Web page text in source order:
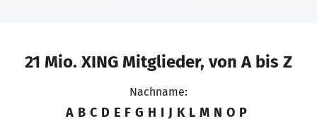
21 Mio. XING Mitglieder, von A bis Z
Nachname:
A B C D E F G H I J K L M N O P